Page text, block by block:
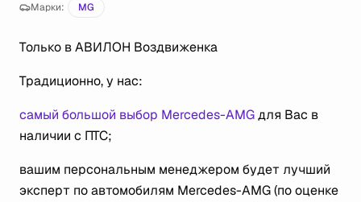
Марки: MG
Только в АВИЛОН Воздвиженка
Традиционно, у нас:
самый большой выбор Mercedes-AMGдля Вас в
наличии с ПТС;
вашим персональным менеджером будет лучший
эксперт по автомобилям Mercedes-AMG (по оценке